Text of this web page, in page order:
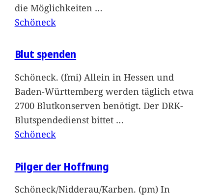
die Möglichkeiten …
Schöneck
Blut spenden
Schöneck. (fmi) Allein in Hessen und
Baden-Württemberg werden täglich etwa
2700 Blutkonserven benötigt. Der DRK-
Blutspendedienst bittet …
Schöneck
Pilger der Hoffnung
Schöneck/Nidderau/Karben. (pm) In